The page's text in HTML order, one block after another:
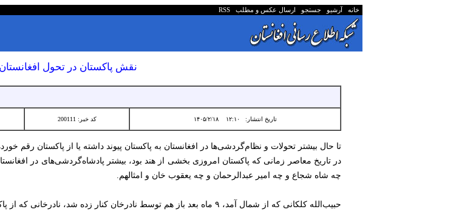
خانه آرشیو جستجو ارسال عکس و مطلب RSS
نقش پاکستان در تحول افغانستان
تاریخ انتشار: ۱۲:۱۰ ۱۴۰۵/۲/۱۸ کد خبر: 200111
تا حال بیشتر تحولات و نظام‌گردشی‌ها در افغانستان به پاکستان پیوند داشته یا از پاکستان رقم
در تاریخ معاصر زمانی که پاکستان امروزی بخشی از هند بود، بیشتر پادشاه‌گردشی‌های در
چه شاه شجاع و چه امیر عبدالرحمان و چه یعقوب خان و امثالهم.
حبیب‌الله کلکانی که از شمال آمد، ۹ ماه بعد باز هم توسط نادرخان کنار زده شد، نادرخانی که از پاکستان یعنی هند بریتانوی وارد شده بود.